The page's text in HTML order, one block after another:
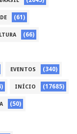
(61)
(66)
EVENTOS (340)
INÍCIO (17685)
(50)